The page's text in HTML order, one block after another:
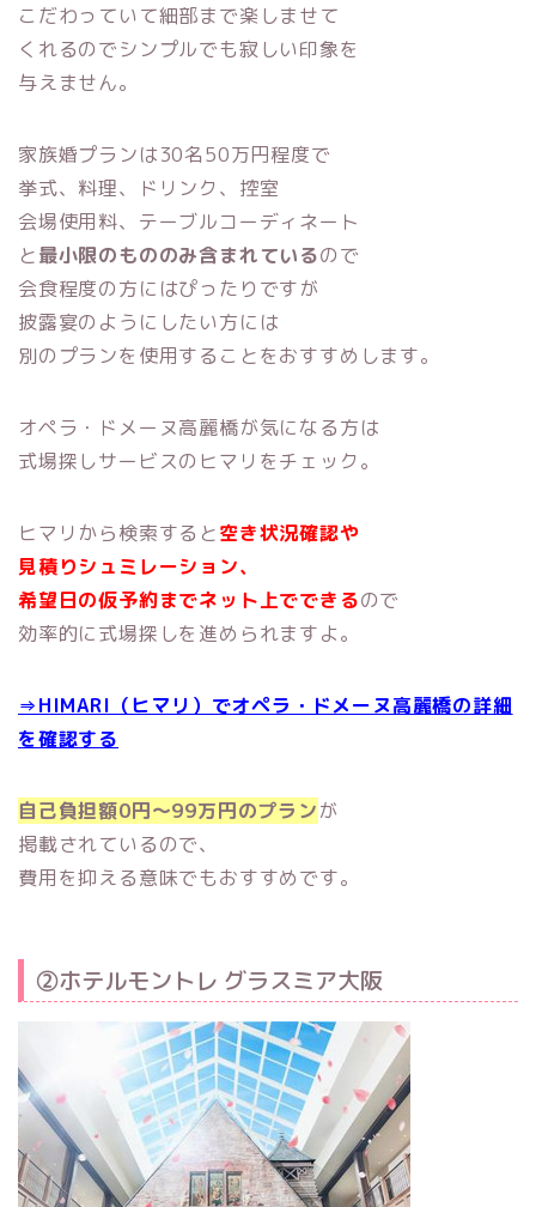
こだわっていて細部まで楽しませて
くれるのでシンプルでも寂しい印象を
与えません。
家族婚プランは30名50万円程度で
挙式、料理、ドリンク、控室
会場使用料、テーブルコーディネート
と最小限のもののみ含まれているので
会食程度の方にはぴったりですが
披露宴のようにしたい方には
別のプランを使用することをおすすめします。
オペラ・ドメーヌ高麗橋が気になる方は
式場探しサービスのヒマリをチェック。
ヒマリから検索すると空き状況確認や
見積りシュミレーション、
希望日の仮予約までネット上でできるので
効率的に式場探しを進められますよ。
⇒HIMARI（ヒマリ）でオペラ・ドメーヌ高麗橋の詳細
を確認する
自己負担額0円～99万円のプランが
掲載されているので、
費用を抑える意味でもおすすめです。
②ホテルモントレ グラスミア大阪